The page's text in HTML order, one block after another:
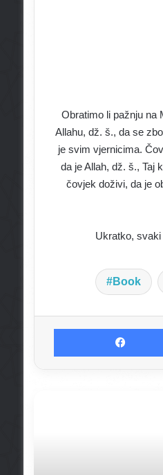
Obratimo li pažnju na
Allahu, dž. š., da se
je svim vjernicima.
da je Allah, dž. š., Taj
čovjek doživi, da je
Ukratko,
Book